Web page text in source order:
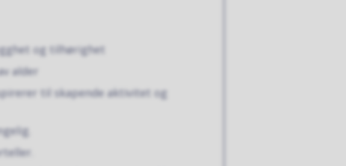
og tilhørighet
alder
til skapende aktivitet og